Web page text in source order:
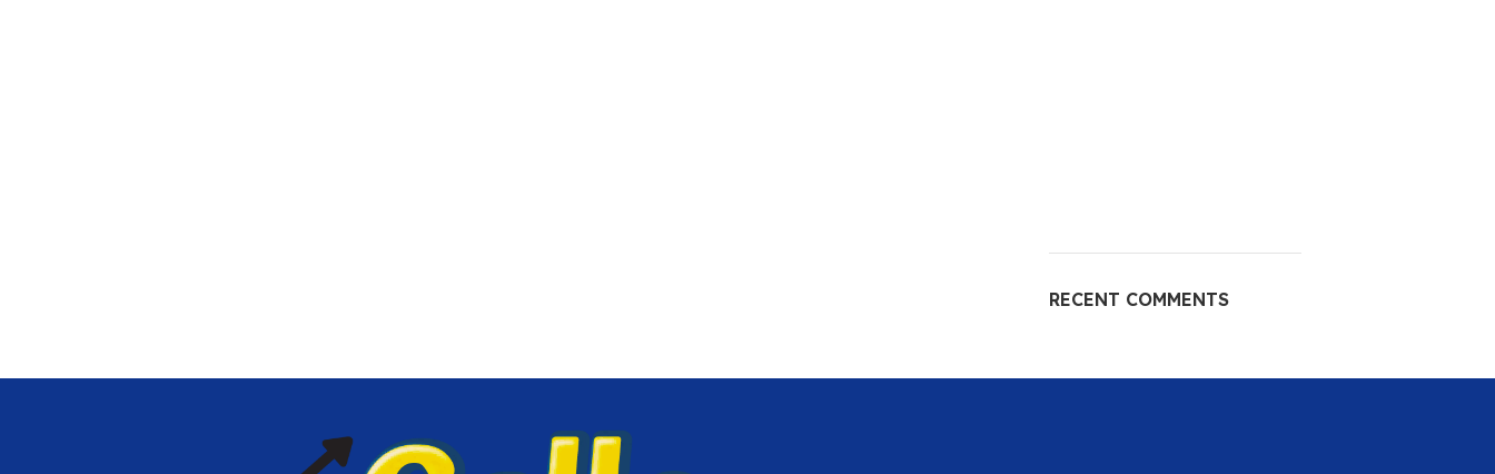
RECENT COMMENTS